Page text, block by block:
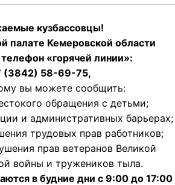
кузбассовцы!
палате Кемеровской области
«горячей линии»:
(3842) 58-69-75,
вы можете сообщить:
обращения с детьми;
и административных барьерах;
трудовых прав работников;
прав ветеранов Великой
войны и тружеников тыла.
в будние дни с 9:00 до 17:00